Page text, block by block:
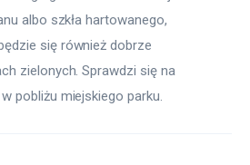
albo szkła hartowanego,
się również dobrze
zielonych. Sprawdzi się na
pobliżu miejskiego parku.